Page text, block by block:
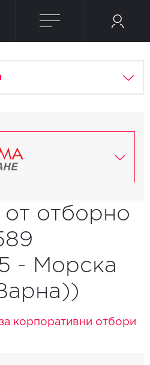
от отборно
- Морска
корпоративни отбори